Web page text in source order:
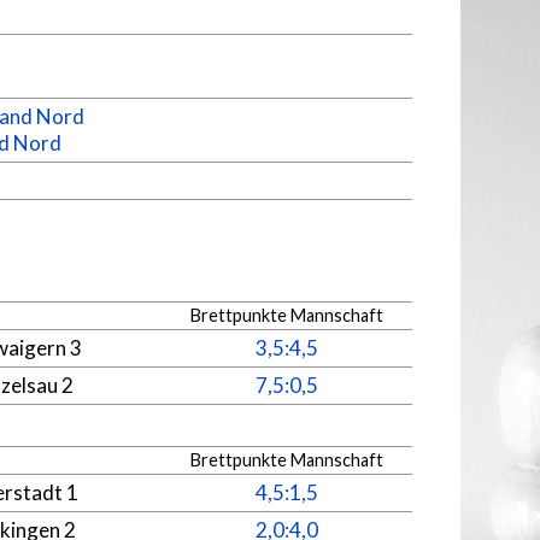
Nord
Nord
Brettpunkte Mannschaft
3
3,5:4,5
2
7,5:0,5
Brettpunkte Mannschaft
1
4,5:1,5
2
2,0:4,0